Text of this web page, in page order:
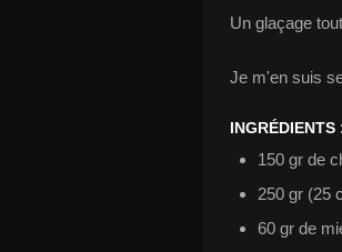
Un glaçage
Je m'en suis
INGRÉDIENTS
150 gr de
250 gr (25
60 gr de